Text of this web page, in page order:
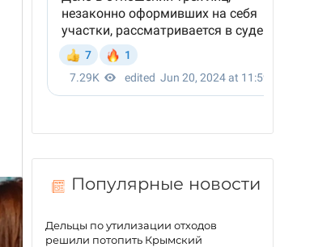
Популярные новости
Дельцы по утилизации отходов
решили потопить Крымский